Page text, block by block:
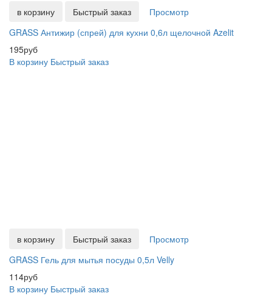
в корзину Быстрый заказ
Просмотр
GRASS Антижир (спрей) для кухни 0,6л щелочной Azelit
195руб
В корзину Быстрый заказ
в корзину Быстрый заказ
Просмотр
GRASS Гель для мытья посуды 0,5л Velly
114руб
В корзину Быстрый заказ